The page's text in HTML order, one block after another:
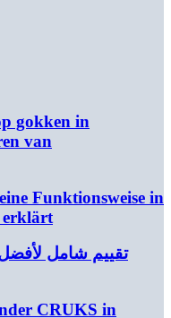
gokken in
van
Funktionsweise in
erklärt
تقييم شامل لأفضل
CRUKS in